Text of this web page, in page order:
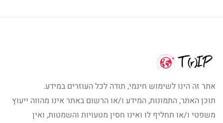
אתר זה הינו לשימוש חינמי, תודה לכל העוזרים במידע.
תוכן האתר, התמונות, המידע ו/או הרשום באתר אינו מהווה ייעוץ
משפטי ו/או תחליף לו ואינו חסין מטעויות והשמטות, ואין